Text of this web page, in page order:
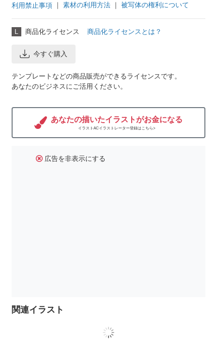
利用禁止事項 ｜ 素材の利用方法 ｜ 被写体の権利について
L 商品化ライセンス 商品化ライセンスとは？
今すぐ購入
テンプレートなどの商品販売ができるライセンスです。
あなたのビジネスにご活用ください。
あなたの描いたイラストがお金になる
イラストACイラストレーター登録はこちら>
広告を非表示にする
関連イラスト